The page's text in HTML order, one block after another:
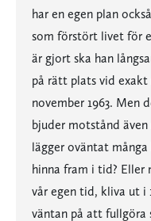
har en egen plan
som förstört livet för
är gjort ska han
på rätt plats vid
november 1963. Men
bjuder motstånd
lägger oväntat
hinna fram i tid? Eller
vår egen tid, kliva ut i
väntan på att fullgöra